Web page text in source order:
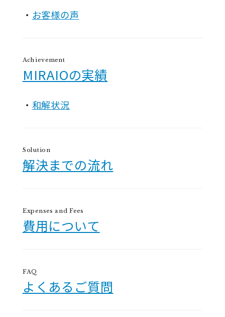
お客様の声
Achievement
MIRAIOの実績
和解状況
Solution
解決までの流れ
Expenses and Fees
費用について
FAQ
よくあるご質問